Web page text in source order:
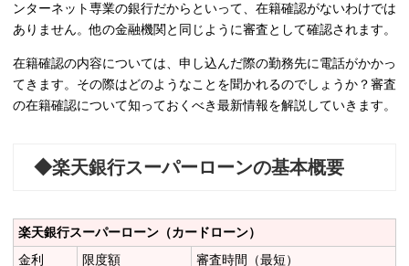
ンターネット専業の銀行だからといって、在籍確認がないわけでは
ありません。他の金融機関と同じように審査として確認されます。
在籍確認の内容については、申し込んだ際の勤務先に電話がかかっ
てきます。その際はどのようなことを聞かれるのでしょうか？審査
の在籍確認について知っておくべき最新情報を解説していきます。
◆楽天銀行スーパーローンの基本概要
楽天銀行スーパーローン（カードローン）
金利
限度額
審査時間（最短）